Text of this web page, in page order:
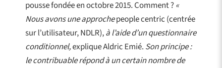
pousse fondée en octobre 2015. Comment ?«
Nous avons une approchepeople centric (centrée
sur l’utilisateur, NDLR),à l’aide d’un questionnaire
conditionnel,explique Aldric Emié. Son principe :
le contribuable répond à un certain nombre de